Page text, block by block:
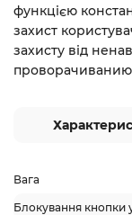
функцією
захист
захисту від
проворачиванию
Вага
Блокування кнопки